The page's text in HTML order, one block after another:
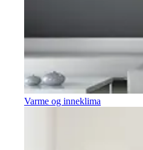
Varme og inneklima